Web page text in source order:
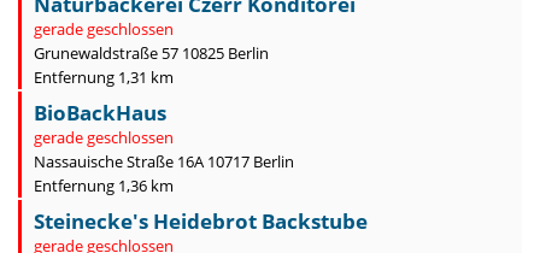
gerade geschlossen
Grunewaldstraße 57 10825 Berlin
Entfernung 1,31 km
BioBackHaus
gerade geschlossen
Nassauische Straße 16A 10717 Berlin
Entfernung 1,36 km
Steinecke's Heidebrot Backstube
gerade geschlossen